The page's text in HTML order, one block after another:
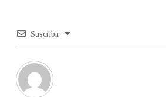
Suscribir